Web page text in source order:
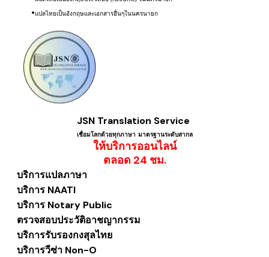
แปลไทยเป็นอังกฤษ​และเอกสารอื่นๆในนครนายก
JSN Translation Service
เชื่อมโลกด้วยทุกภาษา ​มาตรฐานระดับสากล
ให้บริการออนไลน์
​ตลอด 24 ชม.
บริการแปลภาษา
บริการ NAATI
บริการ Notary Public
ตรวจสอบประวัติอาชญากรรม
บริการรับรองกงสุลไทย
บริการวีซ่า Non-O